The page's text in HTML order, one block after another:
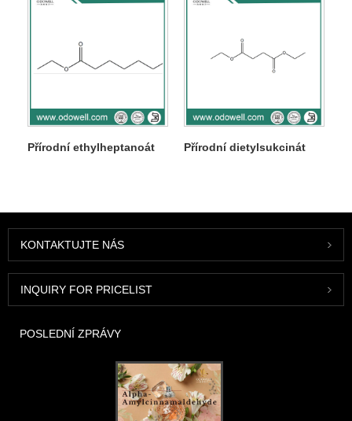
Přírodní ethylheptanoát Přírodní dietylsukcinát
KONTAKTUJTE NÁS
INQUIRY FOR PRICELIST
POSLEDNÍ ZPRÁVY